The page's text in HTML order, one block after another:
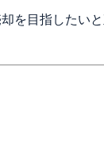
を目指したい